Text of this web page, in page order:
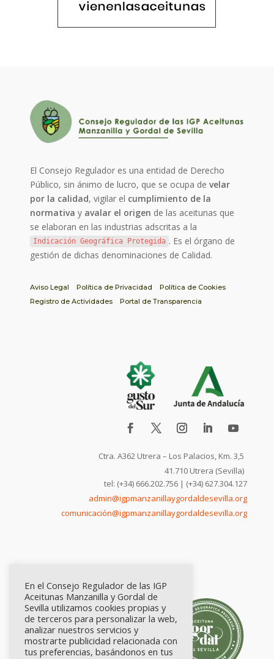
El Consejo Regulador es una entidad de Derecho
Público, sin ánimo de lucro, que se ocupa develar
por la calidad, vigilar el cumplimiento de la
normativa y avalar el origen de las aceitunas que
se elaboran en las industrias adscritas a la
Indicación Geográfica Protegida . Es el órgano de
gestión de dichas denominaciones de Calidad.
Aviso Legal Política de Privacidad
Política de Cookies
Registro de Actividades
Portal de Transparencia
Ctra. A362 Utrera – Los Palacios, Km. 3,5
41.710 Utrera (Sevilla)
tel: (+34) 666.202.756 | (+34) 627.304.127
admin@igpmanzanillaygordaldesevilla.org
comunicación@igpmanzanillaygordaldesevilla.org
En el Consejo Regulador de las IGP
Aceitunas Manzanilla y Gordal de
Sevilla utilizamos cookies propias y
de terceros para personalizar la web,
analizar nuestros servicios y
mostrarte publicidad relacionada con
tus preferencias, basándonos en tus